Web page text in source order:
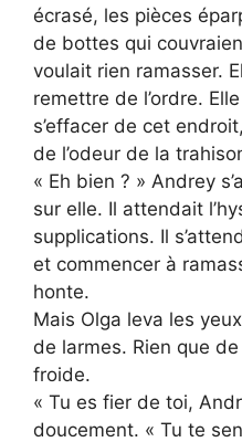
écrasé, les pièces
de bottes qui
voulait rien ramasser.
remettre de l’ordre.
s’effacer de cet
de l’odeur de la
« Eh bien ? » Andrey
sur elle. Il attendait
supplications. Il
et commencer à
honte.
Mais Olga leva les
de larmes. Rien que
froide.
« Tu es fier de toi,
doucement. « Tu te